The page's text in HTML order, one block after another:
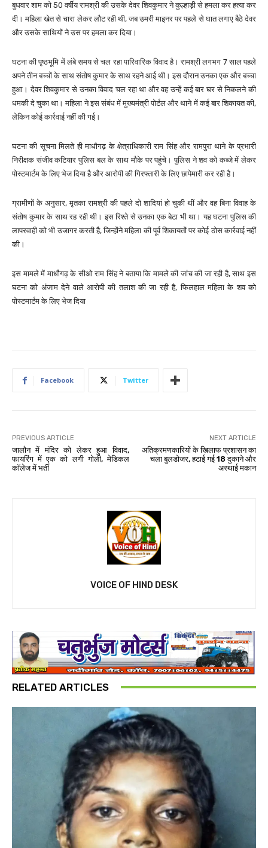
बुधवार शाम को 50 वर्षीय रामश्री की उसके देवर शिवकुमार ने कुल्हाड़ी से हमला कर हत्या कर
दी। महिला खेत से चारा लेकर लौट रही थी, जब उमरी माइनर पर पहले से घात लगाए बैठे देवर
और उसके साथियों ने उस पर हमला कर दिया।
घटना की पृष्ठभूमि में लंबे समय से चल रहा पारिवारिक विवाद है। रामश्री लगभग 7 साल पहले
अपने तीन बच्चों के साथ संतोष कुमार के साथ रहने आई थी। इस दौरान उनका एक और बच्चा
हुआ। देवर शिवकुमार से उनका विवाद चल रहा था और वह उन्हें कई बार घर से निकलने की
धमकी दे चुका था। महिला ने इस संबंध में मुख्यमंत्री पोर्टल और थाने में कई बार शिकायत की,
लेकिन कोई कार्रवाई नहीं की गई।
घटना की सूचना मिलते ही माधौगढ़ के क्षेत्राधिकारी राम सिंह और रामपुरा थाने के प्रभारी
निरीक्षक संजीव कटियार पुलिस बल के साथ मौके पर पहुंचे। पुलिस ने शव को कब्जे में लेकर
पोस्टमार्टम के लिए भेज दिया है और आरोपी की गिरफ्तारी के लिए छापेमारी कर रही है।
ग्रामीणों के अनुसार, मृतका रामश्री की पहले दो शादियां हो चुकी थीं और वह बिना विवाह के
संतोष कुमार के साथ रह रही थी। इस रिश्ते से उनका एक बेटा भी था। यह घटना पुलिस की
लापरवाही को भी उजागर करती है, जिन्होंने महिला की पूर्व शिकायतों पर कोई ठोस कार्रवाई नहीं
की।
इस मामले में माधौगढ़ के सीओ राम सिंह ने बताया कि मामले की जांच की जा रही है, साथ इस
घटना को अंजाम देने वाले आरोपी की तलाश की जा रही है, फिलहाल महिला के शव को
पोस्टमार्टम के लिए भेज दिया
Facebook Twitter
PREVIOUS ARTICLE
जालौन में मंदिर को लेकर हुआ विवाद,
फायरिंग में एक को लगी गोली, मेडिकल
कॉलेज में भर्ती
NEXT ARTICLE
अतिक्रमणकारियों के खिलाफ प्रशासन का
चला बुलडोजर, हटाई गई 18 दुकाने और
अस्थाई मकान
VOICE OF HIND DESK
RELATED ARTICLES